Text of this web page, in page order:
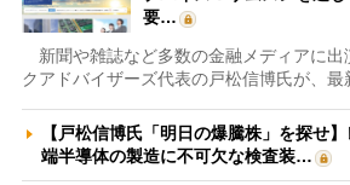
要…
新聞や雑誌など多数の金融メディアに出
クアドバイザーズ代表の戸松信博氏が、
【戸松信博氏「明日の爆騰株」を探せ
端半導体の製造に不可欠な検査装…